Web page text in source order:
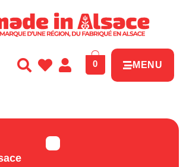
0 MENU